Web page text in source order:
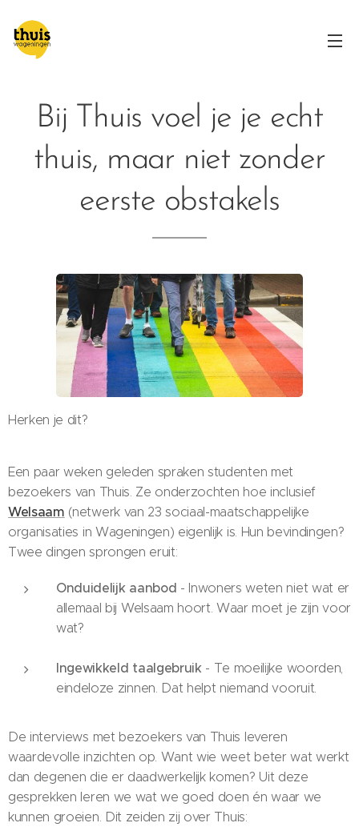
Bij Thuis voel je je echt
thuis, maar niet zonder
eerste obstakels
Herken je dit?
Een paar weken geleden spraken studenten met
bezoekers van Thuis. Ze onderzochten hoe inclusief
Welsaam (netwerk van 23 sociaal-maatschappelijke
organisaties in Wageningen) eigenlijk is. Hun bevindingen?
Twee dingen sprongen eruit:
Onduidelijk aanbod - Inwoners weten niet wat er
allemaal bij Welsaam hoort. Waar moet je zijn voor
wat?
Ingewikkeld taalgebruik- Te moeilijke woorden,
eindeloze zinnen. Dat helpt niemand vooruit.
De interviews met bezoekers van Thuis leveren
waardevolle inzichten op. Want wie weet beter wat werkt
dan degenen die er daadwerkelijk komen? Uit deze
gesprekken leren we wat we goed doen én waar we
kunnen groeien. Dit zeiden zij over Thuis: